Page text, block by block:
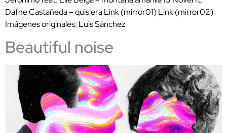
Dafne Castañeda – quisiera Link (mirror01) Link (mirror02)
Imágenes originales: Luis Sánchez
Beautiful noise